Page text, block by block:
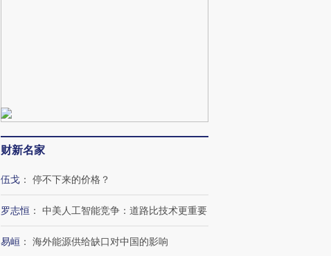
财新名家
伍戈 ： 停不下来的价格？
罗志恒 ： 中美人工智能竞争：道路比技术更重要
易峘 ： 海外能源供给缺口对中国的影响